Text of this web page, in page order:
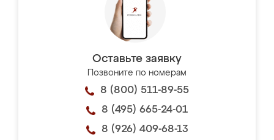
Оставьте заявку
Позвоните по номерам
8 (800) 511-89-55
8 (495) 665-24-01
8 (926) 409-68-13